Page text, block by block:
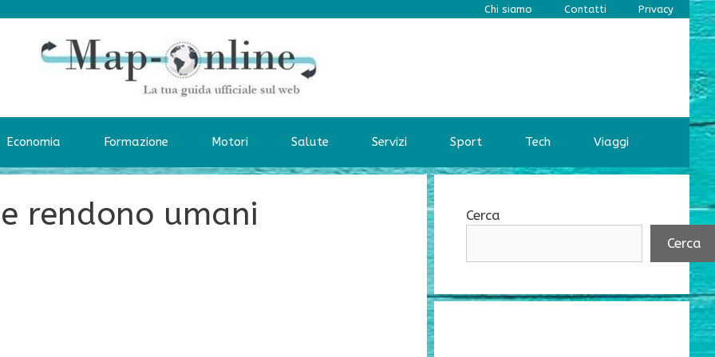
Chi siamo Contatti Privacy
Economia Formazione Motori Salute Servizi Sport Tech Viaggi
rendono umani
Cerca
Cerca